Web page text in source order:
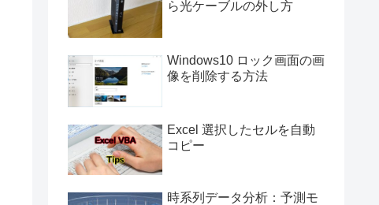
ら光ケーブルの外し方
Windows10 ロック画面の画
像を削除する方法
Excel 選択したセルを自動
コピー
時系列データ分析：予測モ